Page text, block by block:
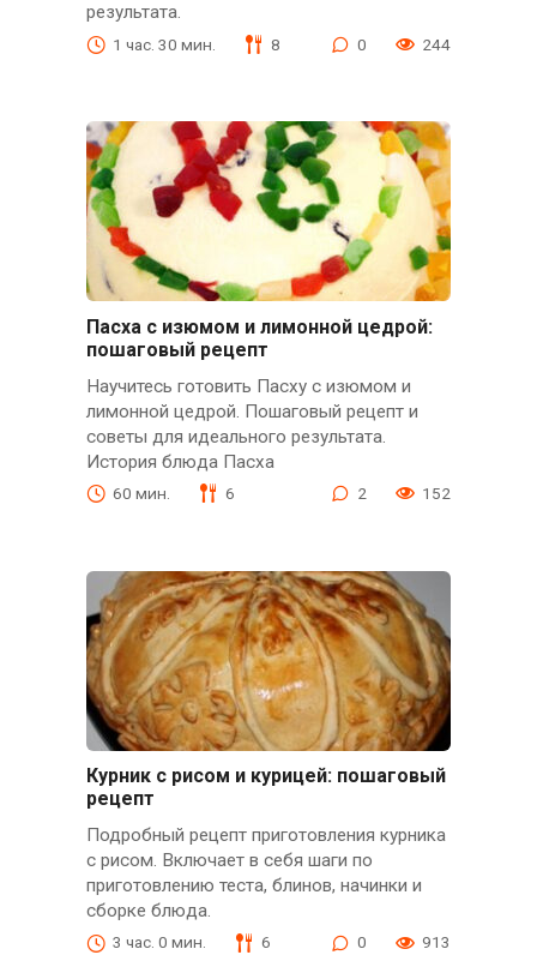
результата.
1 час. 30 мин. 8 0 244
Пасха с изюмом и лимонной цедрой:
пошаговый рецепт
Научитесь готовить Пасху с изюмом и
лимонной цедрой. Пошаговый рецепт и
советы для идеального результата.
История блюда Пасха
60 мин. 6 2 152
Курник с рисом и курицей: пошаговый
рецепт
Подробный рецепт приготовления курника
с рисом. Включает в себя шаги по
приготовлению теста, блинов, начинки и
сборке блюда.
3 час. 0 мин. 6 0 913